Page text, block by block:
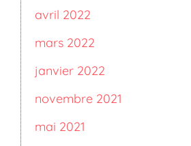
avril 2022
mars 2022
janvier 2022
novembre 2021
mai 2021